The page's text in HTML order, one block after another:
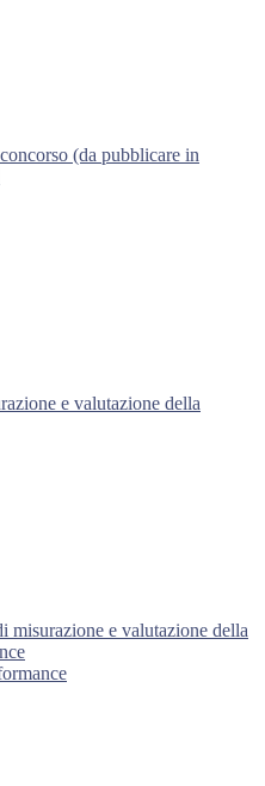
(da pubblicare in
e valutazione della
misurazione e valutazione della